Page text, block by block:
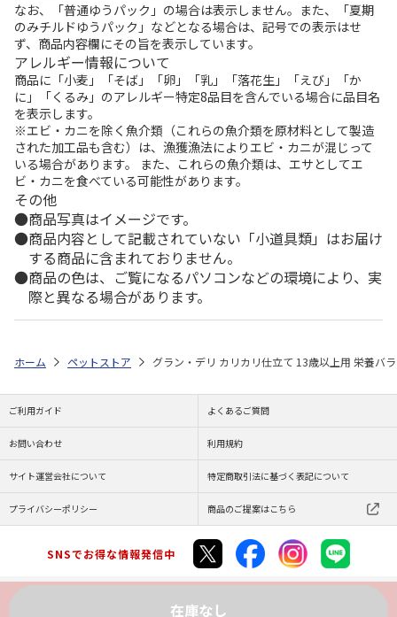
なお、「普通ゆうパック」の場合は表示しません。また、「夏期
のみチルドゆうパック」などとなる場合は、記号での表示はせ
ず、商品内容欄にその旨を表示しています。
アレルギー情報について
商品に「小麦」「そば」「卵」「乳」「落花生」「えび」「か
に」「くるみ」のアレルギー特定8品目を含んでいる場合に品目名
を表示します。
※エビ・カニを除く魚介類（これらの魚介類を原材料として製造
された加工品も含む）は、漁獲漁法によりエビ・カニが混じって
いる場合があります。 また、これらの魚介類は、エサとしてエ
ビ・カニを食べている可能性があります。
その他
商品写真はイメージです。
商品内容として記載されていない「小道具類」はお届け
する商品に含まれておりません。
商品の色は、ご覧になるパソコンなどの環境により、実
際と異なる場合があります。
在庫なし
ホーム ペットストア グラン・デリ カリカリ仕立て 13歳以上用 栄養バ
ご利用ガイド よくあるご質問
お問い合わせ 利用規約
サイト運営会社について 特定商取引法に基づく表記について
プライバシーポリシー 商品のご提案はこちら
SNSでお得な情報発信中